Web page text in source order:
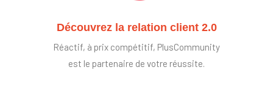
Découvrez la relation client 2.0
Réactif, à prix compétitif, PlusCommunity
est le partenaire de votre réussite.